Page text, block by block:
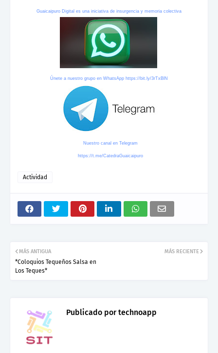
Guaicaipuro Digital es una iniciativa de insurgencia y memoria colectiva
Únete a nuestro grupo en WhatsApp https://bit.ly/3rTxBlN
Nuestro canal en Telegram
https://t.me/CatedraGuaicaipuro
Actividad
MÁS RECIENTE
MÁS ANTIGUA
*Coloquios Tequeños Salsa en
Los Teques*
Publicado portechnoapp